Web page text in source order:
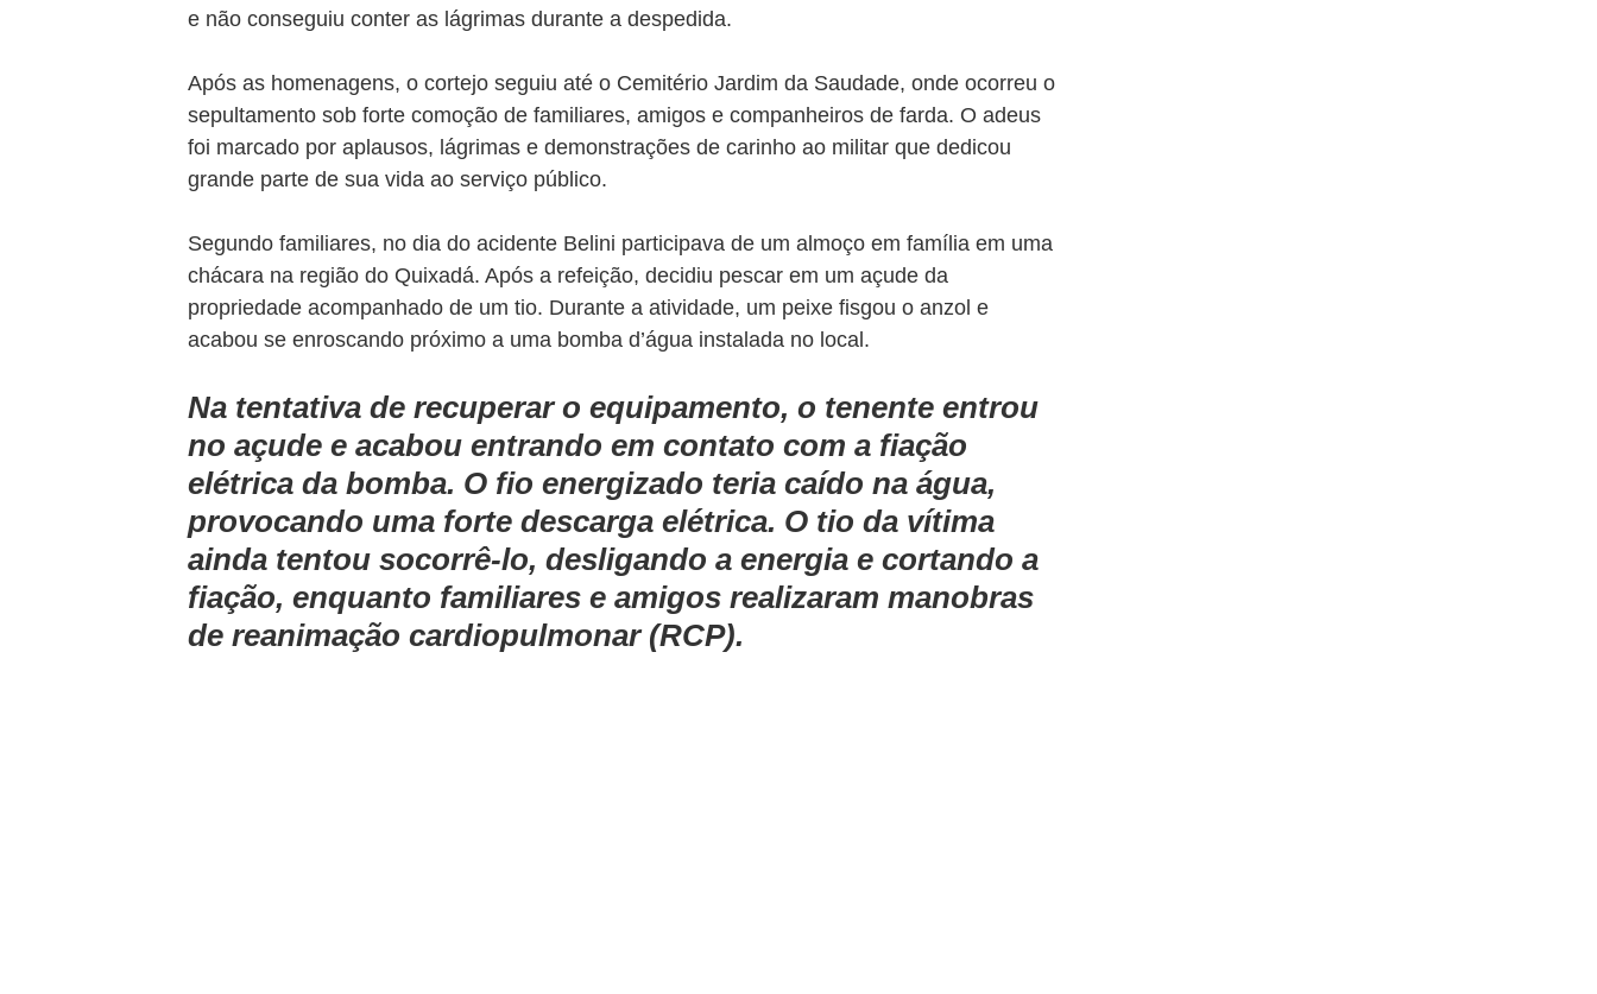
e não conseguiu conter as lágrimas durante a despedida.
Após as homenagens, o cortejo seguiu até o Cemitério Jardim da Saudade, onde ocorreu o
sepultamento sob forte comoção de familiares, amigos e companheiros de farda. O adeus
foi marcado por aplausos, lágrimas e demonstrações de carinho ao militar que dedicou
grande parte de sua vida ao serviço público.
Segundo familiares, no dia do acidente Belini participava de um almoço em família em uma
chácara na região do Quixadá. Após a refeição, decidiu pescar em um açude da
propriedade acompanhado de um tio. Durante a atividade, um peixe fisgou o anzol e
acabou se enroscando próximo a uma bomba d’água instalada no local.
Na tentativa de recuperar o equipamento, o tenente entrou
no açude e acabou entrando em contato com a fiação
elétrica da bomba. O fio energizado teria caído na água,
provocando uma forte descarga elétrica. O tio da vítima
ainda tentou socorrê-lo, desligando a energia e cortando a
fiação, enquanto familiares e amigos realizaram manobras
de reanimação cardiopulmonar (RCP).